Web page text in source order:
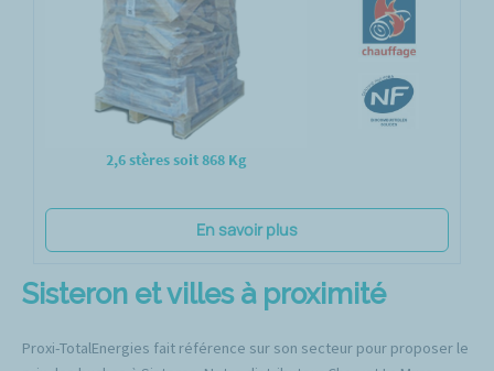
2,6 stères soit 868 Kg
En savoir plus
Sisteron et villes à proximité
Proxi-TotalEnergies fait référence sur son secteur pour proposer le